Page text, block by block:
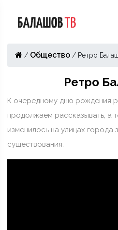
/ Общество / Ретро
Ретро
К очередному дню рождения
продолжаем рассказывать, а
изменилось на улицах города
существования.